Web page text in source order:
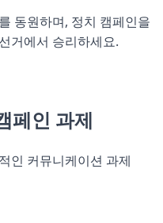
동원하며, 정치 캠페인을
거에서 승리하세요.
페인 과제
인 커뮤니케이션 과제